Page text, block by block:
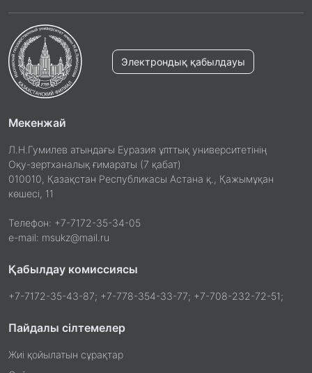
Электрондық қабылдауы
Мекенжай
Л.Н.Гумилев атындағы Еуразия ұлттық университетінің
Оқу-зертханалық ғимараты (7 қабат)
010010, Қазақстан Республикасы Астана қ., Қажымұқан
көшесі, 11
Телефон: +7-7172-35-34-05
e-mail: msukz@mail.ru
Қабылдау комиссиясы
+7-7172-35-43-87; +7-778-354-33-77; +7-708-232-72-51;
Пайдалы сілтемелер
Жиі қойылатын сұрақтар